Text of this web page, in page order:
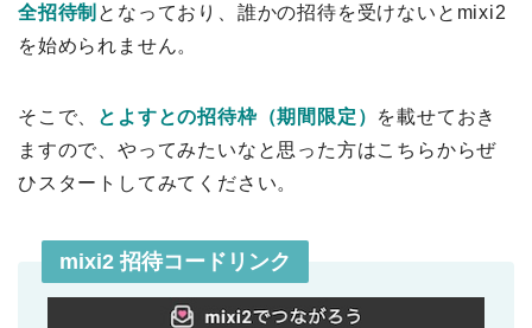
全招待制 となっており、誰かの招待を受けないとmixi2
を始められません。
そこで、 とよすとの招待枠（期間限定） を載せておき
ますので、やってみたいなと思った方はこちらからぜ
ひスタートしてみてください。
mixi2 招待コードリンク